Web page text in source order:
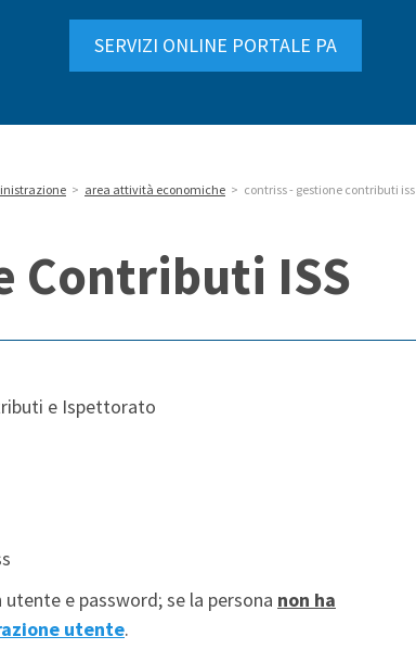
SERVIZI ONLINE PORTALE PA
> area attività economiche > contriss - gestione contributi iss
Contributi ISS
e Ispettorato
e password; se la persona non ha
utente.